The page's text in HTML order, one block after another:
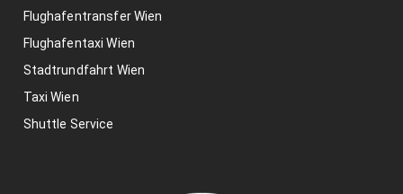
Flughafentransfer Wien
Flughafentaxi Wien
Stadtrundfahrt Wien
Taxi Wien
Shuttle Service